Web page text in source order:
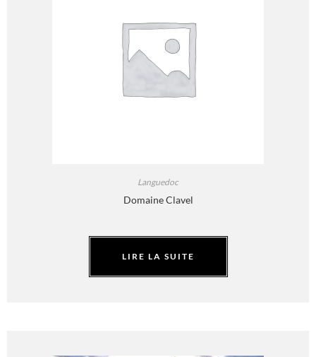
Languedoc
Domaine Clavel
LIRE LA SUITE